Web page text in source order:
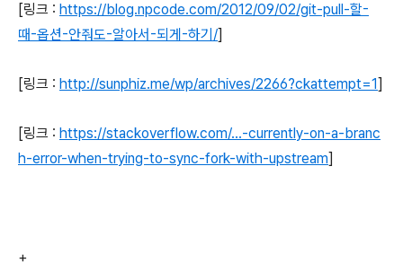
[링크 : https://blog.npcode.com/2012/09/02/git-pull-할-
때-옵션-안줘도-알아서-되게-하기/]
[링크 : http://sunphiz.me/wp/archives/2266?ckattempt=1]
[링크 : https://stackoverflow.com/...-currently-on-a-branc
h-error-when-trying-to-sync-fork-with-upstream]
+